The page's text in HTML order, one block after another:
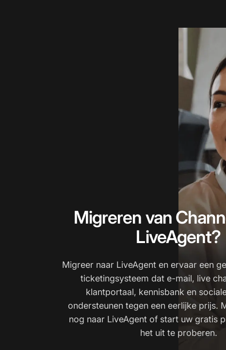
Migreren van
LiveAgent?
Migreer naar LiveAgent en ervaar een
ticketingsysteem dat e-mail, live
klantportaal, kennisbank en
ondersteunen tegen een eerlijke prijs.
nog naar LiveAgent of start uw gratis
het uit te proberen.